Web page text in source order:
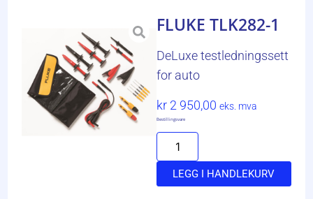
FLUKE TLK282-1
DeLuxe testledningssett
for auto
kr 2 950,00 eks. mva
Bestillingsvare
LEGG I HANDLEKURV